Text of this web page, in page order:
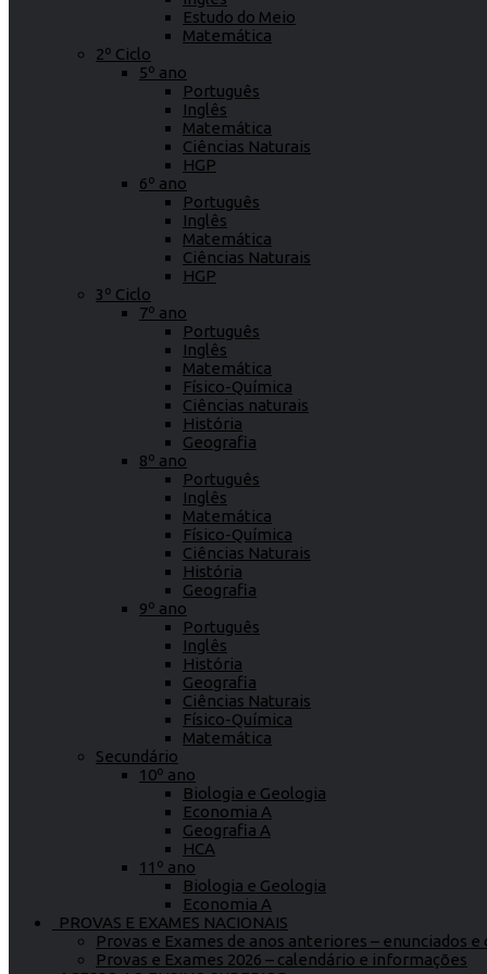
Estudo do Meio
Matemática
2º Ciclo
5º ano
Português
Inglês
Matemática
Ciências Naturais
HGP
6º ano
Português
Inglês
Matemática
Ciências Naturais
HGP
3º Ciclo
7º ano
Português
Inglês
Matemática
Físico-Química
Ciências naturais
História
Geografia
8º ano
Português
Inglês
Matemática
Físico-Química
Ciências Naturais
História
Geografia
9º ano
Português
Inglês
História
Geografia
Ciências Naturais
Físico-Química
Matemática
Secundário
10º ano
Biologia e Geologia
Economia A
Geografia A
HCA
11º ano
Biologia e Geologia
Economia A
PROVAS E EXAMES NACIONAIS
Provas e Exames de anos anteriores – enunciados
Provas e Exames 2026 – calendário e informações